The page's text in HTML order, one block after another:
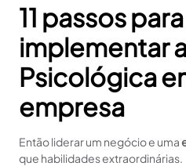
11 passos para
implementar
Psicológica
empresa
Então liderar um negócio e uma
que habilidades extraordinárias.